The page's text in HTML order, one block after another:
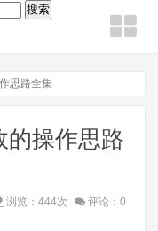
思路全集
的操作思路
浏览：444次
评论：0